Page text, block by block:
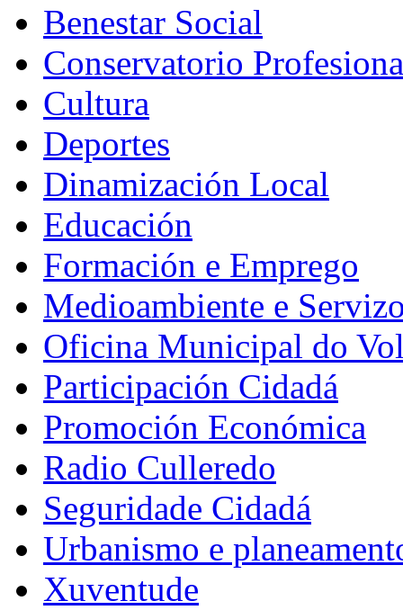
Benestar Social
Conservatorio
Cultura
Deportes
Dinamización Local
Educación
Formación e Emprego
Medioambiente e
Oficina Municipal do
Participación Cidadá
Promoción Económica
Radio Culleredo
Seguridade Cidadá
Urbanismo e
Xuventude